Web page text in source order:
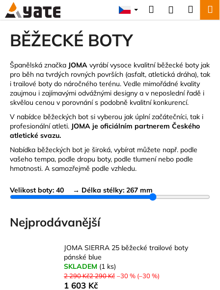
Přejít
na
obsah
HledatPřihlášení
BĚŽECKÉ BOTY
Španělská značka JOMA vyrábí vysoce kvalitní běžecké boty jak
pro běh na tvrdých rovných površích (asfalt, atletická dráha), tak
i trailové boty do náročného terénu. Vedle mimořádné kvality
zaujmou i zajímavými odvážnými designy a v neposlední řadě i
skvělou cenou v porovnání s podobně kvalitní konkurencí.
V nabídce běžeckých bot si vyberou jak úplní začátečníci, tak i
profesionální atleti. JOMA je oficiálním partnerem Českého
atletické svazu.
Nabídka běžeckých bot je široká, vybírat můžete např. podle
vašeho tempa, podle dropu boty, podle tlumení nebo podle
hmotnosti. A samozřejmě podle vzhledu.
Velikost boty: 40 → Délka stélky: 267 mm
Nejprodávanější
JOMA SIERRA 25 běžecké trailové boty
pánské blue
SKLADEM (1 ks)
2 290 Kč2 290 Kč –30 % (–30 %)
1 603 Kč
o
o
p
o
t
ř
e
b
u
j
t
n